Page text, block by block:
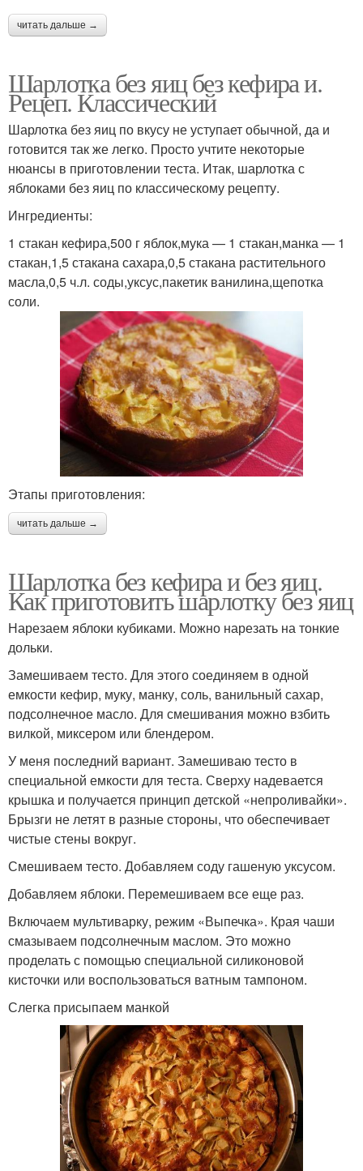
читать дальше →
Шарлотка без яиц без кефира и.
Рецеп. Классический
Шарлотка без яиц по вкусу не уступает обычной, да и
готовится так же легко. Просто учтите некоторые
нюансы в приготовлении теста. Итак, шарлотка с
яблоками без яиц по классическому рецепту.
Ингредиенты:
1 стакан кефира,500 г яблок,мука — 1 стакан,манка — 1
стакан,1,5 стакана сахара,0,5 стакана растительного
масла,0,5 ч.л. соды,уксус,пакетик ванилина,щепотка
соли.
Этапы приготовления:
читать дальше →
Шарлотка без кефира и без яиц.
Как приготовить шарлотку без яиц
Нарезаем яблоки кубиками. Можно нарезать на тонкие
дольки.
Замешиваем тесто. Для этого соединяем в одной
емкости кефир, муку, манку, соль, ванильный сахар,
подсолнечное масло. Для смешивания можно взбить
вилкой, миксером или блендером.
У меня последний вариант. Замешиваю тесто в
специальной емкости для теста. Сверху надевается
крышка и получается принцип детской «непроливайки».
Брызги не летят в разные стороны, что обеспечивает
чистые стены вокруг.
Смешиваем тесто. Добавляем соду гашеную уксусом.
Добавляем яблоки. Перемешиваем все еще раз.
Включаем мультиварку, режим «Выпечка». Края чаши
смазываем подсолнечным маслом. Это можно
проделать с помощью специальной силиконовой
кисточки или воспользоваться ватным тампоном.
Слегка присыпаем манкой